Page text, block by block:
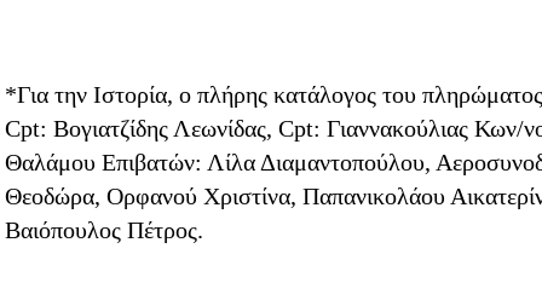
*Για την Ιστορία, ο πλήρης κατάλογος του
Cpt: Βογιατζίδης Λεωνίδας, Cpt: Γιαννακούλιας
Θαλάμου Επιβατών: Λίλα Διαμαντοπούλου,
Θεοδώρα, Ορφανού Χριστίνα, Παπανικολάου
Βαιόπουλος Πέτρος.